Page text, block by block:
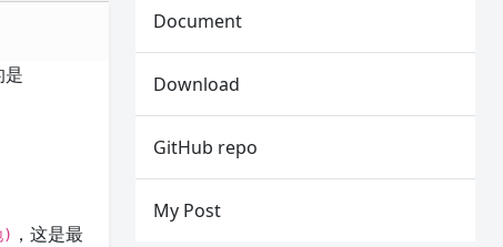
是
) ，这是最
Document
Download
GitHub repo
My Post